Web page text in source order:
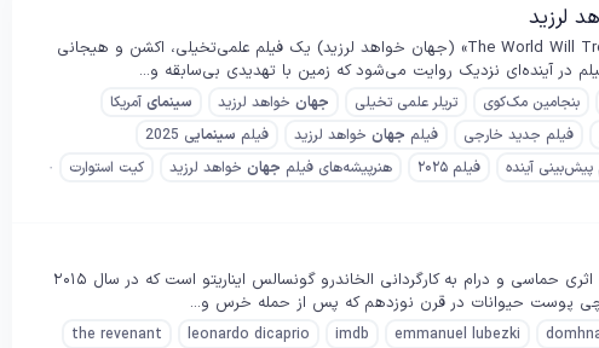
خلاصه داستان فیلم The World Will Tremble (جهان خواهد لرزید) محصول ۲۰۲۵ «The World Will Tremble» (جهان خواهد لرزید) یک فیلم علمی‌تخیلی، اکشن و هیجانی
بنجامین مک‌کوی تریلر علمی تخیلی جهان خواهد لرزید سینمای آمریکا
فیلم جدید خارجی فیلم جهان خواهد لرزید فیلم سینمایی 2025
پیش‌بینی آینده فیلم ۲۰۲۵ هنرپیشه‌های فیلم جهان خواهد لرزید کیت استوارت
خلاصه داستان فیلم بازگشته از گور (The Revenant 2015) «بازگشته از گور» (The Revenant) اثری حماسی و درام به کارگردانی الخاندرو گونسالس ایناریتو است که در سال ۲۰۱۵
پوست حیوانات در قرن نوزدهم که پس از حمله خرس و...
emmanuel lubezki
imdb
leonardo dicaprio
the revenant